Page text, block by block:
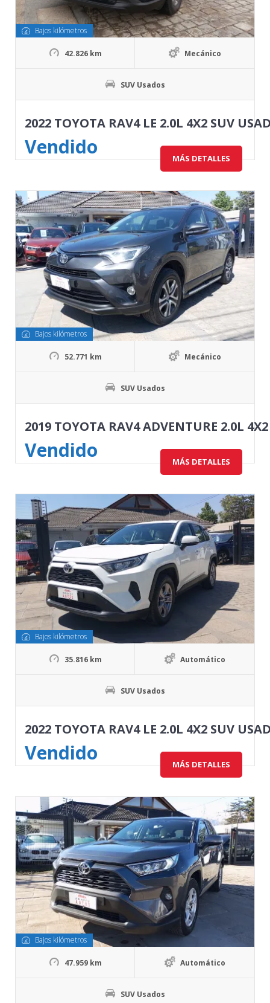
Bajos kilómetros
42.826 km Mecánico
SUV Usados
2022 TOYOTA RAV4 LE 2.0L 4X2 SUV
Vendido MÁS DETALLES
Bajos kilómetros
52.771 km Mecánico
SUV Usados
2019 TOYOTA RAV4 ADVENTURE 2.0L
Vendido MÁS DETALLES
Bajos kilómetros
35.816 km Automático
SUV Usados
2022 TOYOTA RAV4 LE 2.0L 4X2 SUV
Vendido MÁS DETALLES
Bajos kilómetros
47.959 km Automático
SUV Usados